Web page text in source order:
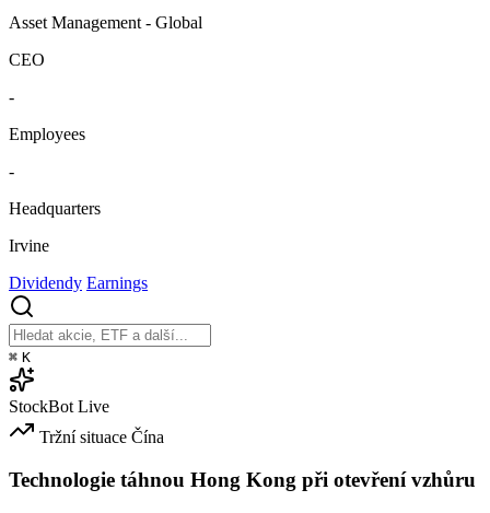
Asset Management - Global
CEO
-
Employees
-
Headquarters
Irvine
Dividendy Earnings
⌘ K
StockBot Live
Tržní situace Čína
Technologie táhnou Hong Kong při otevření vzhůru